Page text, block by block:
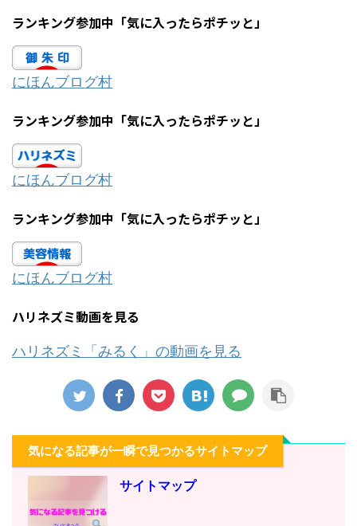
ランキング参加中「気に入ったらポチッと」
にほんブログ村
ランキング参加中「気に入ったらポチッと」
にほんブログ村
ランキング参加中「気に入ったらポチッと」
にほんブログ村
ハリネズミ動画を見る
ハリネズミ「みるく」の動画を見る
気になる記事が一瞬で見つかるサイトマップ
サイトマップ